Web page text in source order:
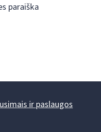
paraiška
ir paslaugos